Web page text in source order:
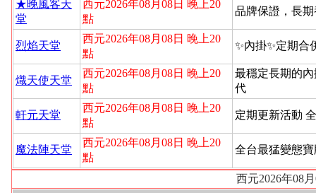
★晚風客天
堂
西元2026年08月08日 晚上20
點
品牌保證，長
烈焰天堂
西元2026年08月08日 晚上20
點
✨內掛✨定期合
熾天使天堂
西元2026年08月08日 晚上20
點
最穩定長期的
代
軒元天堂
西元2026年08月08日 晚上20
點
定期更新活動
魔法陣天堂
西元2026年08月08日 晚上20
點
全台最猛變態寶
西元2026年08